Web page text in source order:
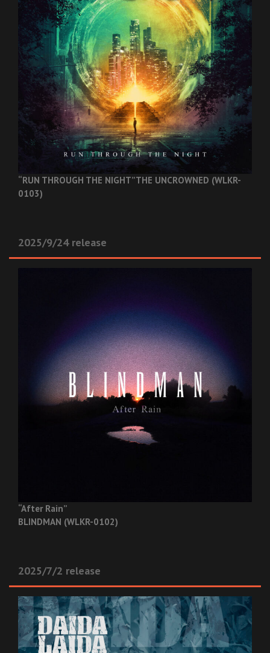
“RUN THROUGH THE NIGHT”THE UNCROWNED (WLKR-
0103)
2025/9/24 release
“After Rain”
BLINDMAN (WLKR-0102)
2025/7/2 release